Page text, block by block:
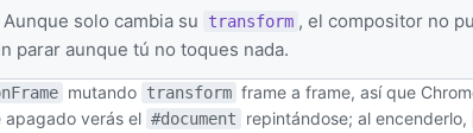
Aunque solo cambia su transform , el compositor no
parar aunque tú no toques nada.
mutando transform frame a frame, así que
apagado verás el #document repintándose; al encenderlo,